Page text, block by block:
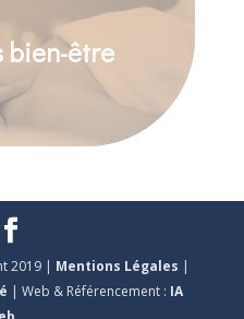
bien-être
2019 | Mentions Légales |
| Web & Référencement : IA